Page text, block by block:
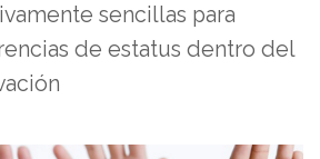
sencillas para
de estatus dentro del